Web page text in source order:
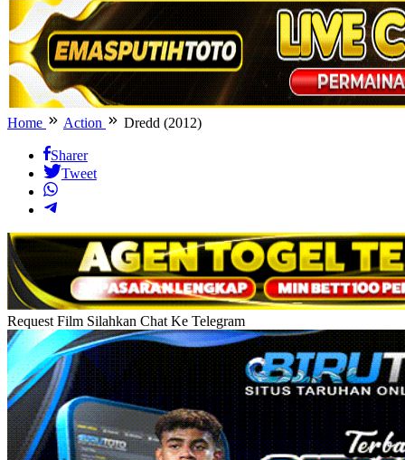
Home Action Dredd (2012)
Sharer
Tweet
Request Film Silahkan Chat Ke Telegram